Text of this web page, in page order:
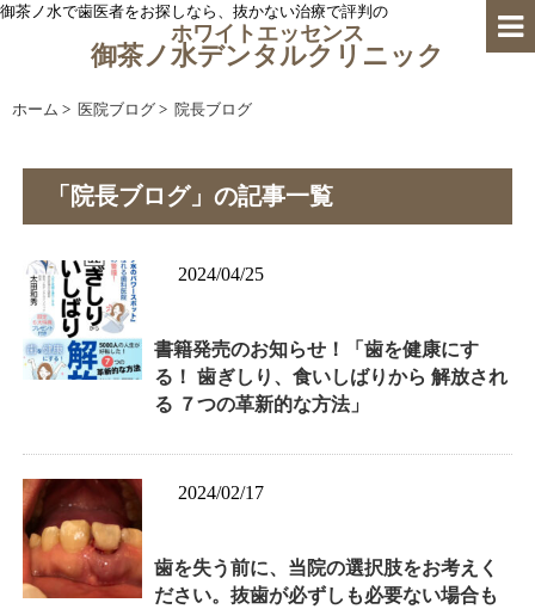
御茶ノ水で歯医者をお探しなら、抜かない治療で評判の
ホワイトエッセンス
御茶ノ水デンタルクリニック
ホーム > 医院ブログ > 院長ブログ
「院長ブログ」の記事一覧
2024/04/25
書籍発売のお知らせ！「歯を健康にす
る！ 歯ぎしり、食いしばりから 解放され
る ７つの革新的な方法」
2024/02/17
歯を失う前に、当院の選択肢をお考えく
ださい。抜歯が必ずしも必要ない場合も